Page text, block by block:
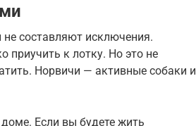
составляют исключения.
приучить к лотку. Но это не
Норвичи — активные собаки и
Если вы будете жить